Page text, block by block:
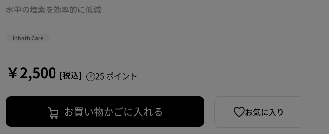
水中の塩素を効率的に低減
Inbath Care
￥2,500 25 ポイント
お買い物かごに入れる お気に入り